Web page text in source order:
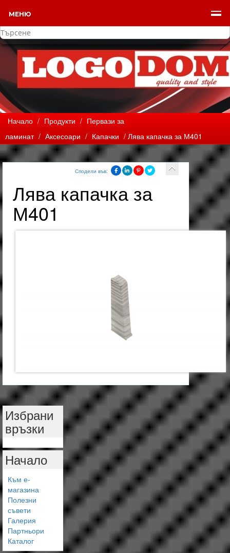
МЕНЮ
Начало / Продукти / Первази за
ламинат / Аксесоари / Капачки / Лява капачка за М401
Сподели във:
Лява капачка за
М401
Избрани
връзки
Начало
Към е-
магазина
Полезни
съвети
Галерия
Партньори
Каталог